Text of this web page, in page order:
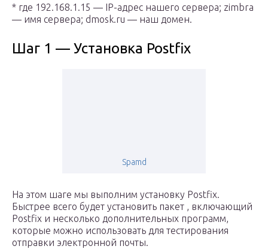
* где 192.168.1.15 — IP-адрес нашего сервера; zimbra
— имя сервера; dmosk.ru — наш домен.
Шаг 1 — Установка Postfix
Spamd
На этом шаге мы выполним установку Postfix.
Быстрее всего будет установить пакет , включающий
Postfix и несколько дополнительных программ,
которые можно использовать для тестирования
отправки электронной почты.